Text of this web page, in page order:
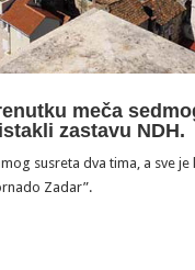
meča
zastavu NDH.
susreta dva tima, a sve
Zadar”.